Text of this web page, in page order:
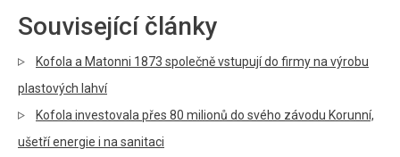
Související články
Kofola a Matonni 1873 společně vstupují do firmy na výrobu
plastových lahví
Kofola investovala přes 80 milionů do svého závodu Korunní,
ušetří energie i na sanitaci